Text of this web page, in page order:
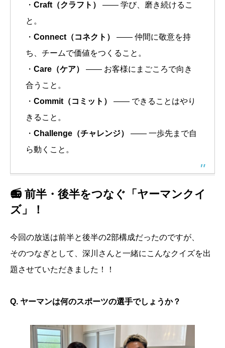
・ Craft（クラフト）
—— 学び、磨き続けるこ
と。
・ Connect（コネクト）
—— 仲間に敬意を持
ち、チームで価値をつくること。
・ Care（ケア）
—— お客様にまごころで向き
合うこと。
・ Commit（コミット）
—— できることはやり
きること。
・ Challenge（チャレンジ）
—— 一歩先まで自
ら動くこと。
📻 前半・後半をつなぐ「ヤーマンクイ
ズ」！
今回の放送は前半と後半の2部構成だったのですが、
そのつなぎとして、深川さんと一緒にこんなクイズを出
題させていただきました！！
Q. ヤーマンは何のスポーツの選手でしょうか？